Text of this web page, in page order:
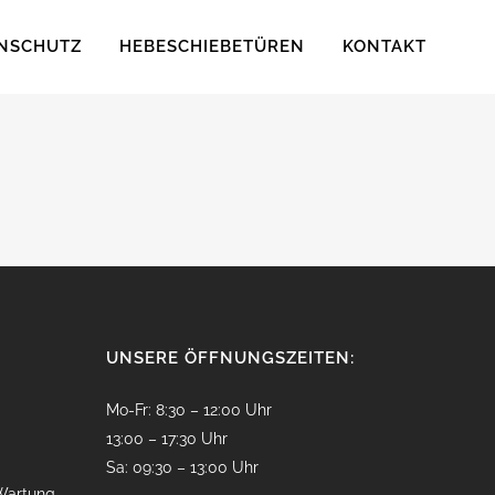
HEBESCHIEBETÜREN KONTAKT
UNSERE ÖFFNUNGSZEITEN:
Mo-Fr: 8:30 – 12:00 Uhr
13:00 – 17:30 Uhr
Sa: 09:30 – 13:00 Uhr